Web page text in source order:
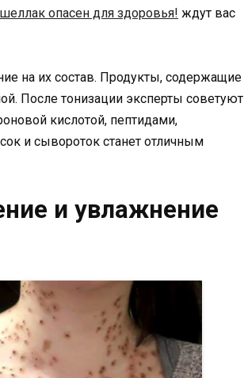
опасен для здоровья! ждут вас
на их состав. Продукты, содержащие
После тонизации эксперты советуют
кислотой, пептидами,
и сывороток станет отличным
и увлажнение